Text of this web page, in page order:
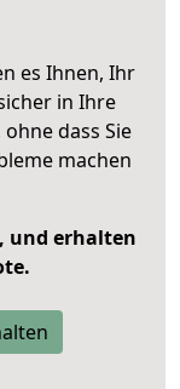
es Ihnen, Ihr
in Ihre
dass Sie
machen
und erhalten